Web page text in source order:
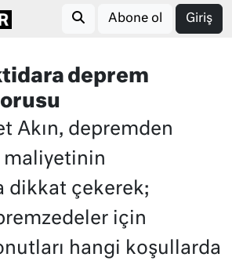
Abone ol Giriş
deprem
Akın, depremden
maliyetinin
dikkat çekerek;
için
hangi koşullarda